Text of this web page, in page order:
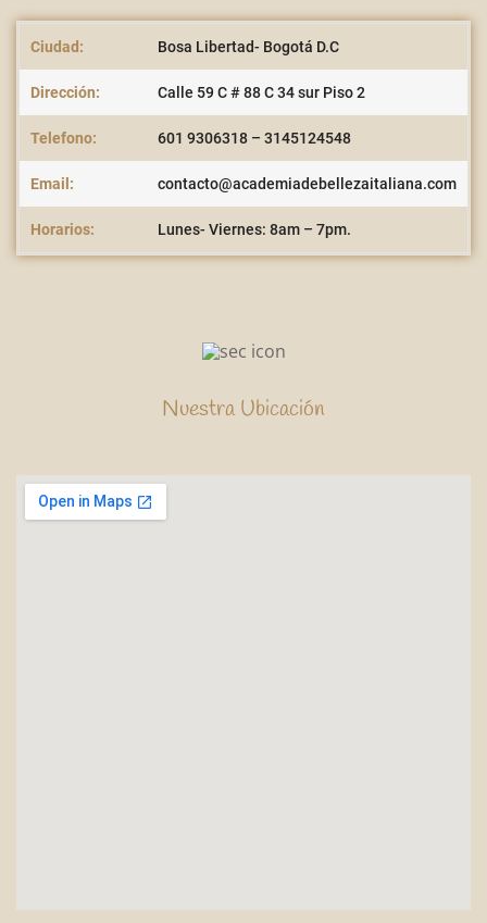
Ciudad: Bosa Libertad- Bogotá D.C
Dirección: Calle 59 C # 88 C 34 sur Piso 2
Telefono: 601 9306318 – 3145124548
Email: contacto@academiadebellezaitaliana.com
Horarios: Lunes- Viernes: 8am – 7pm.
Nuestra Ubicación